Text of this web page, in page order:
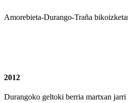
Amorebieta-Durango-Traña
2012
Durangoko geltoki berria martxan jarri